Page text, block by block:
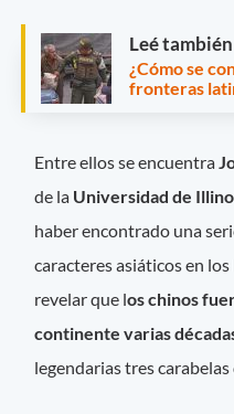
Leé también
¿Cómo se
fronteras
Entre ellos se encuentra
de la Universidad de
haber encontrado una
caracteres asiáticos en
revelar que los chinos
continente varias
legendarias tres